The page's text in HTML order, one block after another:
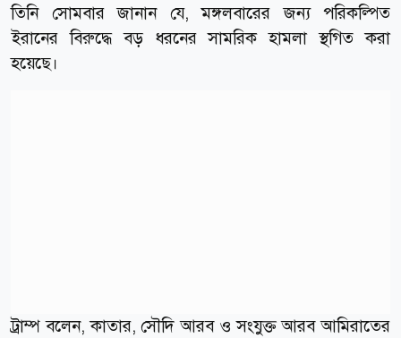
তিনি সোমবার জানান যে, মঙ্গলবারের জন্য পরিকল্পিত
ইরানের বিরুদ্ধে বড় ধরনের সামরিক হামলা স্থগিত করা
হয়েছে।
ট্রাম্প বলেন, কাতার, সৌদি আরব ও সংযুক্ত আরব আমিরাতের